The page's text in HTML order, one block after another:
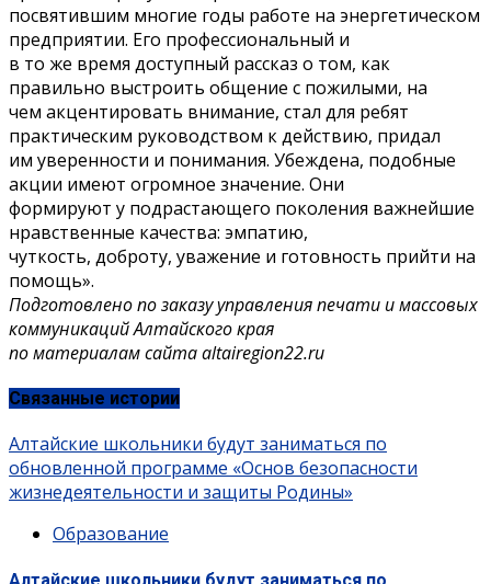
посвятившим многие годы работе на энергетическом
предприятии. Его профессиональный и
в то же время доступный рассказ о том, как
правильно выстроить общение с пожилыми, на
чем акцентировать внимание, стал для ребят
практическим руководством к действию, придал
им уверенности и понимания. Убеждена, подобные
акции имеют огромное значение. Они
формируют у подрастающего поколения важнейшие
нравственные качества: эмпатию,
чуткость, доброту, уважение и готовность прийти на
помощь».
Подготовлено по заказу управления печати и массовых
коммуникаций Алтайского края
по материалам сайта altairegion22.ru
Связанные истории
Алтайские школьники будут заниматься по
обновленной программе «Основ безопасности
жизнедеятельности и защиты Родины»
Образование
Алтайские школьники будут заниматься по